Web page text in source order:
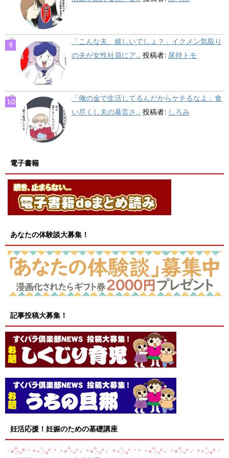
「こんな夫、嬉しいでしょ？」イクメン気取り
の夫が女性社員にア... 投稿者: 尾持トモ
「俺の金で生活してるんだからケチるなよ」食
い尽くし夫の暴言さ... 投稿者: しろみ
電子書籍
あなたの体験談大募集！
記事投稿大募集！
妊活応援！妊娠のための基礎講座